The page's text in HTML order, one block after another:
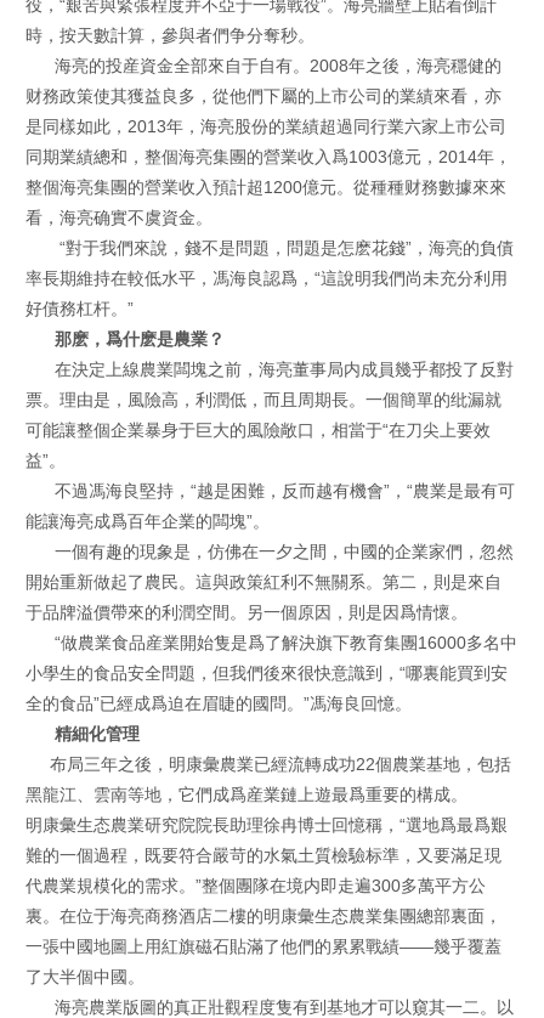
役，“艱苦與緊張程度并不亞于一場戰役”。海亮牆壁上貼着倒計
時，按天數計算，參與者們争分奪秒。
海亮的投産資金全部來自于自有。2008年之後，海亮穩健的
财務政策使其獲益良多，從他們下屬的上市公司的業績來看，亦
是同樣如此，2013年，海亮股份的業績超過同行業六家上市公司
同期業績總和，整個海亮集團的營業收入爲1003億元，2014年，
整個海亮集團的營業收入預計超1200億元。從種種财務數據來來
看，海亮确實不虞資金。
“對于我們來說，錢不是問題，問題是怎麽花錢”，海亮的負債
率長期維持在較低水平，馮海良認爲，“這說明我們尚未充分利用
好債務杠杆。”
那麽，爲什麽是農業？
在決定上線農業闆塊之前，海亮董事局内成員幾乎都投了反對
票。理由是，風險高，利潤低，而且周期長。一個簡單的纰漏就
可能讓整個企業暴身于巨大的風險敞口，相當于“在刀尖上要效
益”。
不過馮海良堅持，“越是困難，反而越有機會”，“農業是最有可
能讓海亮成爲百年企業的闆塊”。
一個有趣的現象是，仿佛在一夕之間，中國的企業家們，忽然
開始重新做起了農民。這與政策紅利不無關系。第二，則是來自
于品牌溢價帶來的利潤空間。另一個原因，則是因爲情懷。
“做農業食品産業開始隻是爲了解決旗下教育集團16000多名中
小學生的食品安全問題，但我們後來很快意識到，“哪裏能買到安
全的食品”已經成爲迫在眉睫的國問。”馮海良回憶。
精細化管理
布局三年之後，明康彙農業已經流轉成功22個農業基地，包括
黑龍江、雲南等地，它們成爲産業鏈上遊最爲重要的構成。
明康彙生态農業研究院院長助理徐冉博士回憶稱，“選地爲最爲艱
難的一個過程，既要符合嚴苛的水氣土質檢驗标準，又要滿足現
代農業規模化的需求。”整個團隊在境内即走遍300多萬平方公
裏。在位于海亮商務酒店二樓的明康彙生态農業集團總部裏面，
一張中國地圖上用紅旗磁石貼滿了他們的累累戰績——幾乎覆蓋
了大半個中國。
海亮農業版圖的真正壯觀程度隻有到基地才可以窺其一二。以